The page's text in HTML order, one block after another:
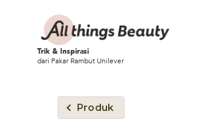
Trik & Inspirasi
dari Pakar Rambut Unilever
Produk